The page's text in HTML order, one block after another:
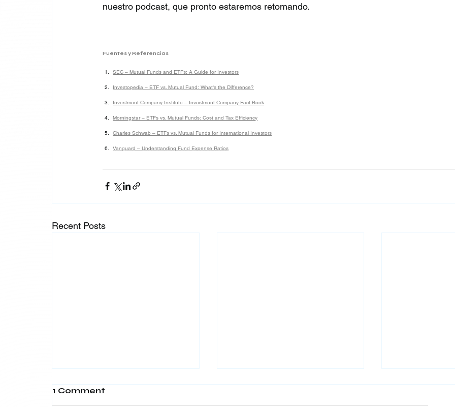
nuestro podcast, que pronto estaremos retomando.
Fuentes y Referencias
SEC – Mutual Funds and ETFs: A Guide for Investors
Investopedia – ETF vs. Mutual Fund: What's the Difference?
Investment Company Institute – Investment Company Fact Book
Morningstar – ETFs vs. Mutual Funds: Cost and Tax Efficiency
Charles Schwab – ETFs vs. Mutual Funds for International Investors
Vanguard – Understanding Fund Expense Ratios
Recent Posts
1 Comment